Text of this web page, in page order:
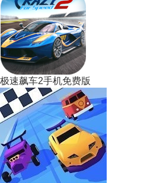
极速飙车2手机免费版